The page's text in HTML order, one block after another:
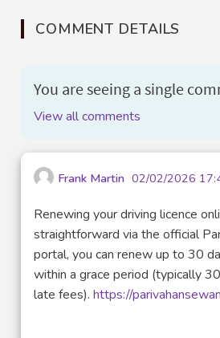
COMMENT DETAILS
You are seeing a single
View all comments
Frank Martin 02/02/2026
Renewing your driving licence
straightforward via the official
portal, you can renew up to 30
within a grace period (typically
late fees). https://